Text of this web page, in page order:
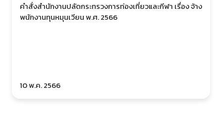
คำสั่งสำนักงานปลัดกระทรวงการท่องเที่ยวและกีฬา เรื่อง จ้าง
พนักงานทุนหมุนเวียน พ.ศ. 2566
10 พ.ค. 2566